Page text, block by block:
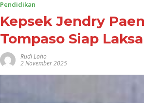
Pendidikan
Kepsek Jendry
Tompaso Siap
Rudi Loho
2 November 2025